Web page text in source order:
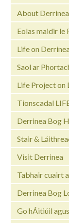
About
Eolas maidir le
Life on
Saol ar
Life Project on
Tionscadal
Derrinea Bog
Stair &
Visit Derrinea
Tabhair cuairt
Derrinea Bog
Go hÁitiúil